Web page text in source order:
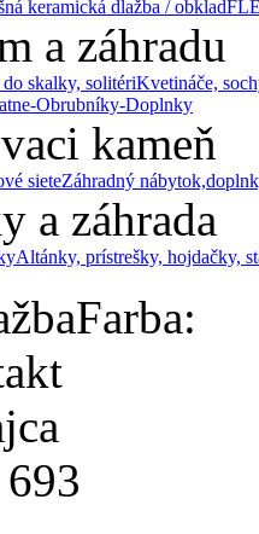
keramická dlažba / obklad
a záhradu
skalky, solitériKvetináče,
Obrubníky-Doplnky
kameň
sieteZáhradný
a záhrada
Altánky, prístrešky, hojdačky,
Farba: